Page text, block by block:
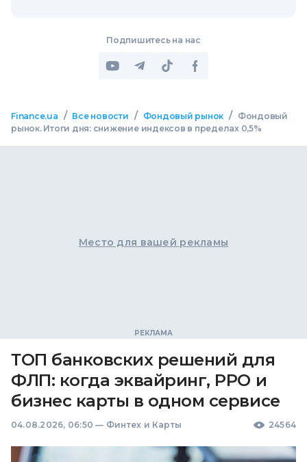
Подпишитесь на нас
Finance.ua / Все новости / Фондовый рынок /
Фондовый
рынок. Итоги дня: снижение индексов в пределах 0,5%
Место для вашей рекламы
ТОП банковских решений для
ФЛП: когда эквайринг, РРО и
бизнес карты в одном сервисе
04.08.2026, 06:50 — Финтех и Карты 24564